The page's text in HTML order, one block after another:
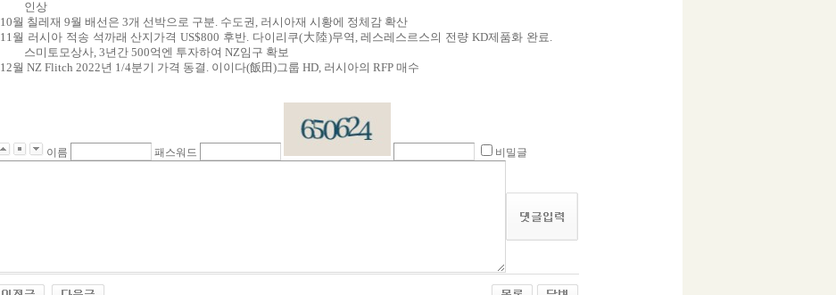
인상
10월 칠레재 9월 배선은 3개 선박으로 구분. 수도권, 러시아재 시황에 정체감 확산
11월 러시아 적송 석까래 산지가격 US$800 후반. 다이리쿠(大陸)무역, 레스레스르스의 전량 KD제품화 완료.
스미토모상사, 3년간 500억엔 투자하여 NZ임구 확보
12월 NZ Flitch 2022년 1/4분기 가격 동결. 이이다(飯田)그룹 HD, 러시아의 RFP 매수
이름 패스워드 비밀글